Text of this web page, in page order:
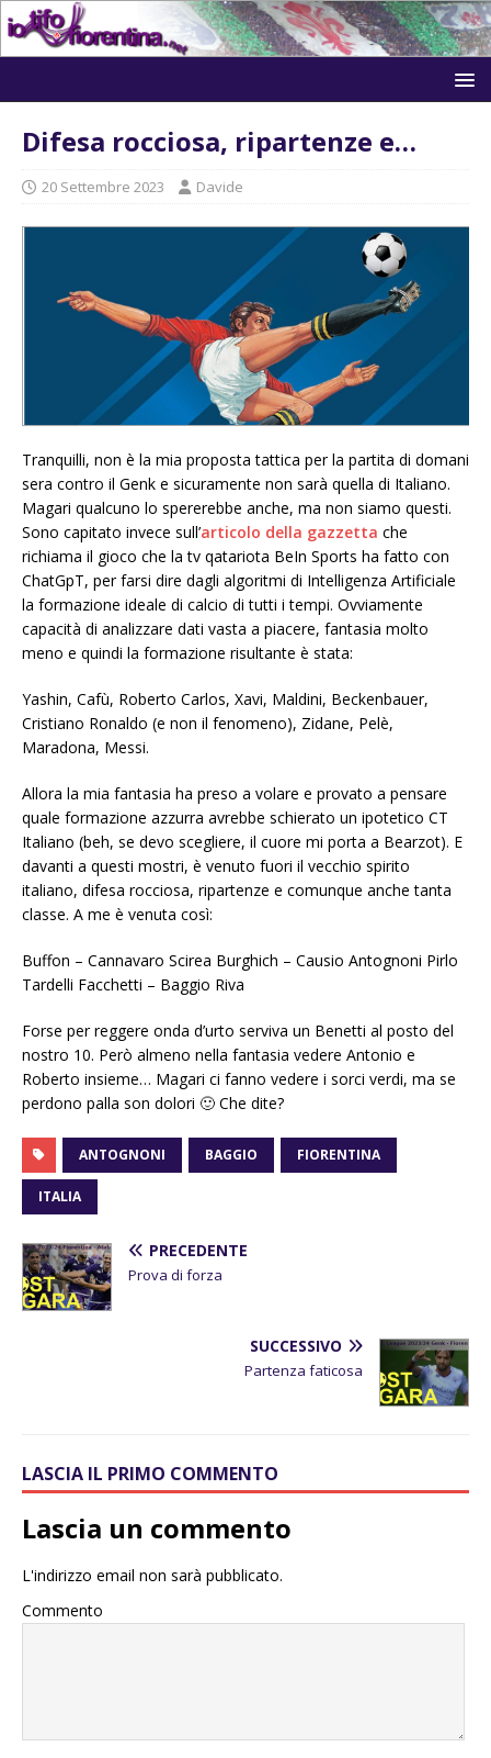
Difesa rocciosa, ripartenze e…
20 Settembre 2023 Davide
Tranquilli, non è la mia proposta tattica per la partita di domani
sera contro il Genk e sicuramente non sarà quella di Italiano.
Magari qualcuno lo spererebbe anche, ma non siamo questi.
Sono capitato invece sull’articolo della gazzetta che
richiama il gioco che la tv qatariota BeIn Sports ha fatto con
ChatGpT, per farsi dire dagli algoritmi di Intelligenza Artificiale
la formazione ideale di calcio di tutti i tempi. Ovviamente
capacità di analizzare dati vasta a piacere, fantasia molto
meno e quindi la formazione risultante è stata:
Yashin, Cafù, Roberto Carlos, Xavi, Maldini, Beckenbauer,
Cristiano Ronaldo (e non il fenomeno), Zidane, Pelè,
Maradona, Messi.
Allora la mia fantasia ha preso a volare e provato a pensare
quale formazione azzurra avrebbe schierato un ipotetico CT
Italiano (beh, se devo scegliere, il cuore mi porta a Bearzot). E
davanti a questi mostri, è venuto fuori il vecchio spirito
italiano, difesa rocciosa, ripartenze e comunque anche tanta
classe. A me è venuta così:
Buffon – Cannavaro Scirea Burghich – Causio Antognoni Pirlo
Tardelli Facchetti – Baggio Riva
Forse per reggere onda d’urto serviva un Benetti al posto del
nostro 10. Però almeno nella fantasia vedere Antonio e
Roberto insieme… Magari ci fanno vedere i sorci verdi, ma se
perdono palla son dolori 🙂 Che dite?
ANTOGNONI BAGGIO FIORENTINA
ITALIA
PRECEDENTE
Prova di forza
SUCCESSIVO
Partenza faticosa
LASCIA IL PRIMO COMMENTO
Lascia un commento
L'indirizzo email non sarà pubblicato.
Commento